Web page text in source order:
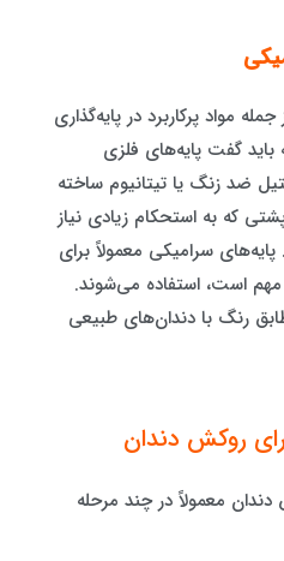
مواد پرکاربرد در پایه‌گذاری
گفت پایه‌های فلزی
ضد زنگ یا تیتانیوم ساخته
که به استحکام زیادی نیاز
سرامیکی معمولاً برای
است، استفاده می‌شوند.
رنگ با دندان‌های طبیعی
روکش دندان
دندان معمولاً در چند مرحله